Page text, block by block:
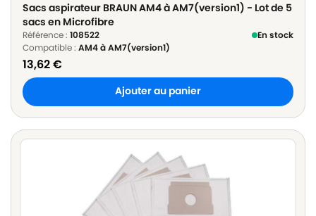
Sacs aspirateur BRAUN AM4 à AM7(version1) - Lot de 5
sacs en Microfibre
Référence : 108522
En stock
Compatible : AM4 à AM7(version1)
13,62€
Ajouter au panier